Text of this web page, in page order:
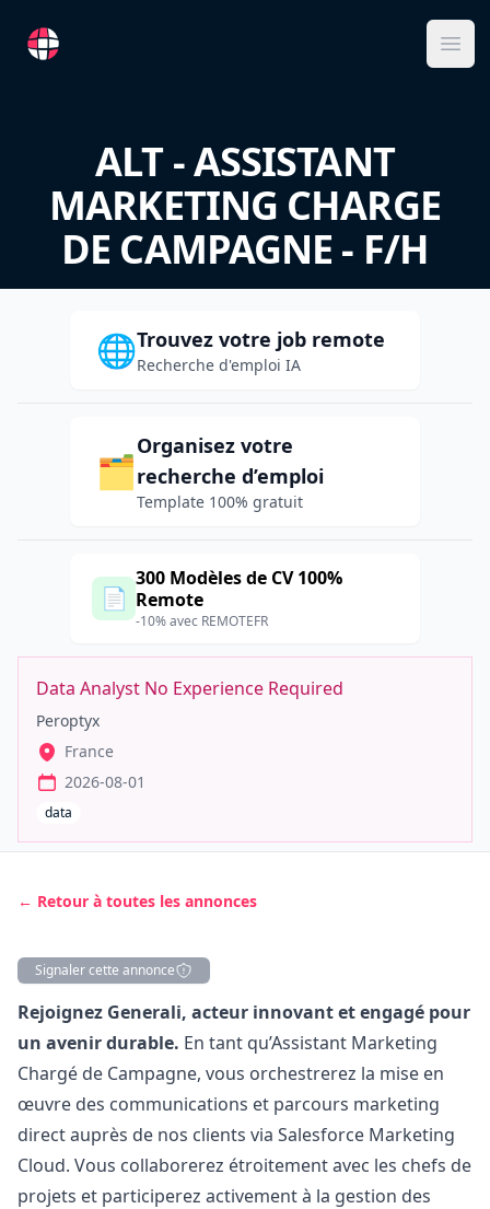
RemoteFR
ALT - ASSISTANT
MARKETING CHARGE
DE CAMPAGNE - F/H
🌐Trouvez votre job remote
Recherche d'emploi IA
🗂️
Organisez votre
recherche d’emploi
Template 100% gratuit
📄
300 Modèles de CV 100%
Remote
-10% avec REMOTEFR
Data Analyst No Experience Required
Peroptyx
France
2026-08-01
data
← Retour à toutes les annonces
Signaler cette annonce
Description
Rejoignez Generali, acteur innovant et engagé pour
un avenir durable. En tant qu’Assistant Marketing
Chargé de Campagne, vous orchestrerez la mise en
œuvre des communications et parcours marketing
direct auprès de nos clients via Salesforce Marketing
Cloud. Vous collaborerez étroitement avec les chefs de
projets et participerez activement à la gestion des